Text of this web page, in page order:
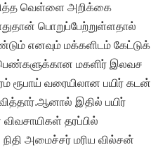
வெள்ளை அறிக்கை
பொறுப்பேற்றுள்ளதால்
எனவும் மக்களிடம் கேட்டுக்
மகளிர் இலவச
ரூபாய் வரையிலான பயிர் கடன்
இதில் பயிர்
தரப்பில்
அமைச்சர் மரிய வில்சன்